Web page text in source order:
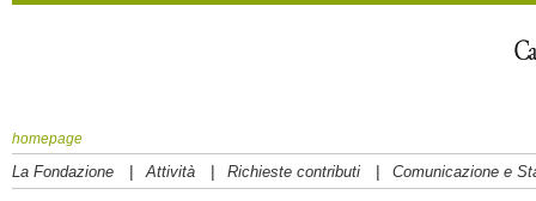
homepage
La Fondazione | Attività | Richieste contributi | Comunicazione e